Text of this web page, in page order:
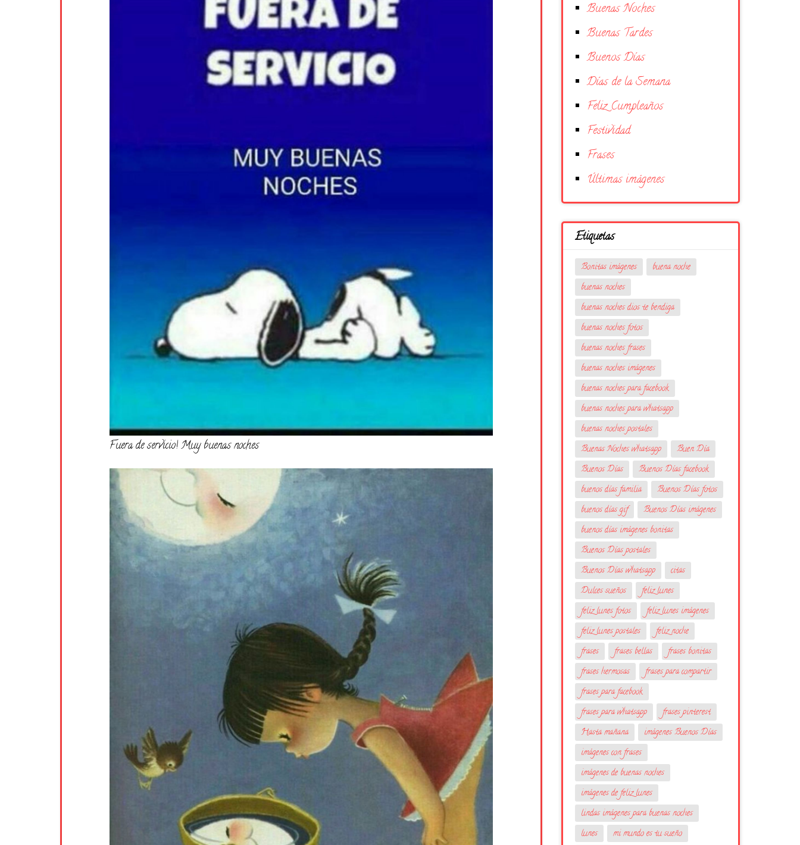
Fuera de servicio! Muy buenas noches
Buenas Noches
Buenas Tardes
Buenos Días
Días de la Semana
Feliz Cumpleaños
Festividad
Frases
Últimas imágenes
Etiquetas
Bonitas imágenes
buena noche
buenas noches
buenas noches dios te bendiga
buenas noches fotos
buenas noches frases
buenas noches imágenes
buenas noches para facebook
buenas noches para whatsapp
buenas noches postales
Buenas Noches whatsapp
Buen Día
Buenos Días
Buenos Días facebook
buenos días familia
Buenos Días fotos
buenos días gif
Buenos Días imágenes
buenos días imágenes bonitas
Buenos Días postales
Buenos Días whatsapp
citas
Dulces sueños
feliz lunes
feliz lunes fotos
feliz lunes imágenes
feliz lunes postales
feliz noche
frases
frases bellas
frases bonitas
frases hermosas
frases para compartir
frases para facebook
frases para whatsapp
frases pinterest
Hasta mañana
imágenes Buenos Días
imágenes con frases
imágenes de buenas noches
imágenes de feliz lunes
lindas imágenes para buenas noches
lunes
mi mundo es tu sueño